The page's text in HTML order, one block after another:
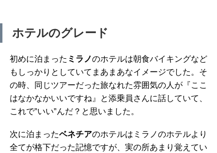
ホテルのグレード
初めに泊まった ミラノのホテルは朝食バイキングなど
もしっかりとしていてまあまあなイメージでした。そ
の時、同じツアーだった旅なれた雰囲気の人が『ここ
はなかなかいいですね』と添乗員さんに話していて、
これで”いい”んだ？と思いました。
次に泊まったベネチアのホテルはミラノのホテルより
全てが格下だった記憶ですが、実の所あまり覚えてい